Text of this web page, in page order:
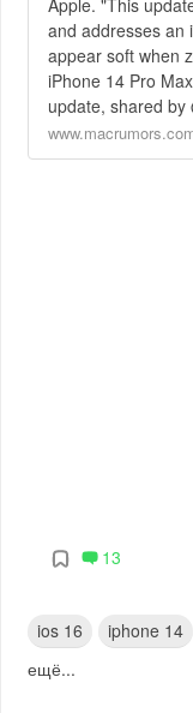
and addresses an
appear soft when
iPhone 14 Pro
update, shared by
13
ios 16 iphone 14
ещё...